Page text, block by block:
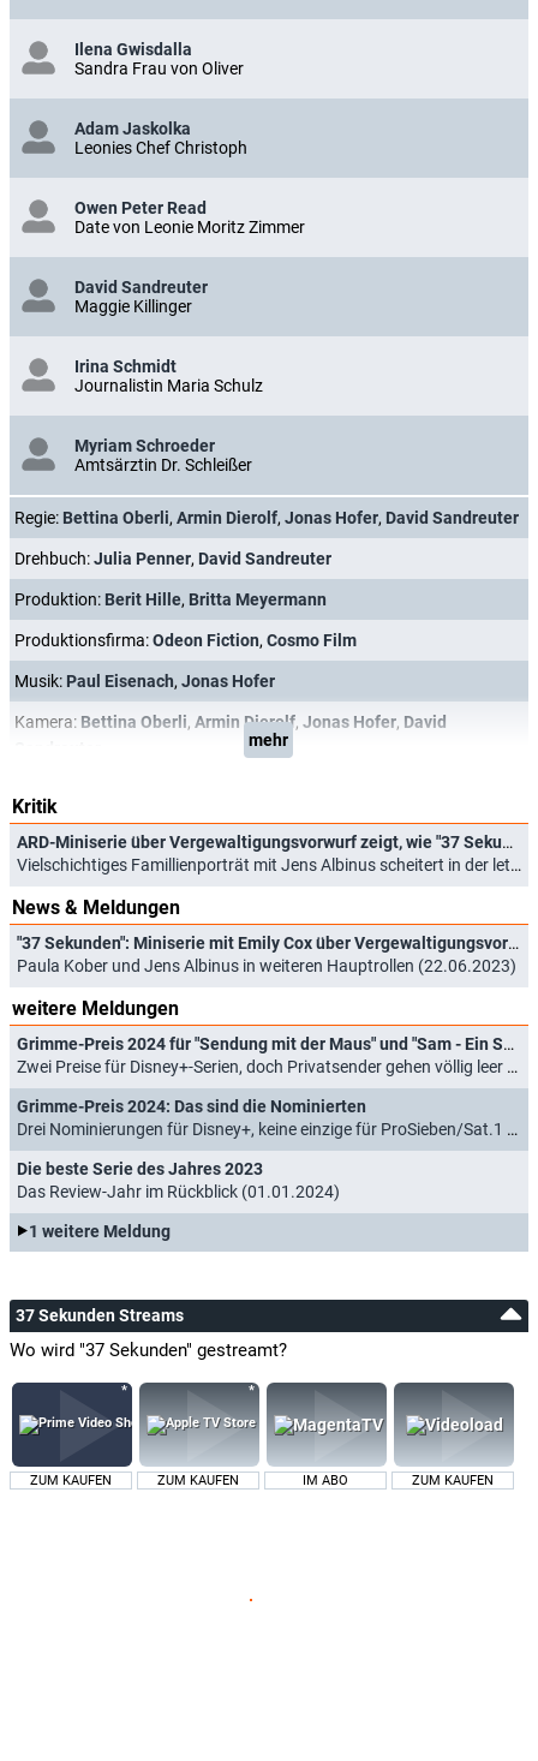
Ilena Gwisdalla
Sandra Frau von Oliver
Adam Jaskolka
Leonies Chef Christoph
Owen Peter Read
Date von Leonie Moritz Zimmer
David Sandreuter
Maggie Killinger
Irina Schmidt
Journalistin Maria Schulz
Myriam Schroeder
Amtsärztin Dr. Schleißer
Regie: Bettina Oberli, Armin Dierolf, Jonas Hofer, David Sandreuter
Drehbuch:Julia Penner, David Sandreuter
Produktion: Berit Hille, Britta Meyermann
Produktionsfirma:Odeon Fiction, Cosmo Film
Musik: Paul Eisenach, Jonas Hofer
Kamera: Bettina Oberli, Armin Dierolf, Jonas Hofer, David
mehr
Kritik
ARD-Miniserie über Vergewaltigungsvorwurf zeigt, wie "37 Sekunden" Leben zerstören können
Vielschichtiges Famillienporträt mit Jens Albinus scheitert in der letzten Folge (03.08.2023)
News & Meldungen
"37 Sekunden": Miniserie mit Emily Cox über Vergewaltigungsvorwurf kommt im August
Paula Kober und Jens Albinus in weiteren Hauptrollen (22.06.2023)
weitere Meldungen
Grimme-Preis 2024 für "Sendung mit der Maus" und "Sam - Ein Sachse"
Zwei Preise für Disney+-Serien, doch Privatsender gehen völlig leer aus (14.03.2024)
Grimme-Preis 2024: Das sind die Nominierten
Drei Nominierungen für Disney+, keine einzige für ProSieben/Sat.1 (18.01.2024)
Die beste Serie des Jahres 2023
Das Review-Jahr im Rückblick (01.01.2024)
1 weitere Meldung
37 Sekunden Streams
Wo wird "37 Sekunden" gestreamt?
ZUM KAUFEN ZUM KAUFEN IM ABO ZUM KAUFEN